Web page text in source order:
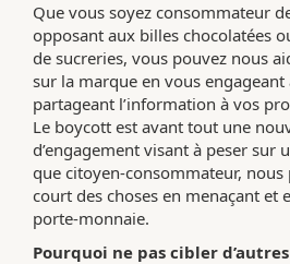
Que vous soyez consommateur
opposant aux billes chocolatées
de sucreries, vous pouvez nous
sur la marque en vous engageant
partageant l’information à vos
Le boycott est avant tout une
d’engagement visant à peser sur
que citoyen-consommateur,
court des choses en menaçant et
porte-monnaie.
Pourquoi ne pas cibler